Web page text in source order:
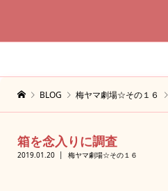
BLOG 梅ヤマ劇場☆その１６
箱を念入りに調査
2019.01.20 梅ヤマ劇場☆その１６